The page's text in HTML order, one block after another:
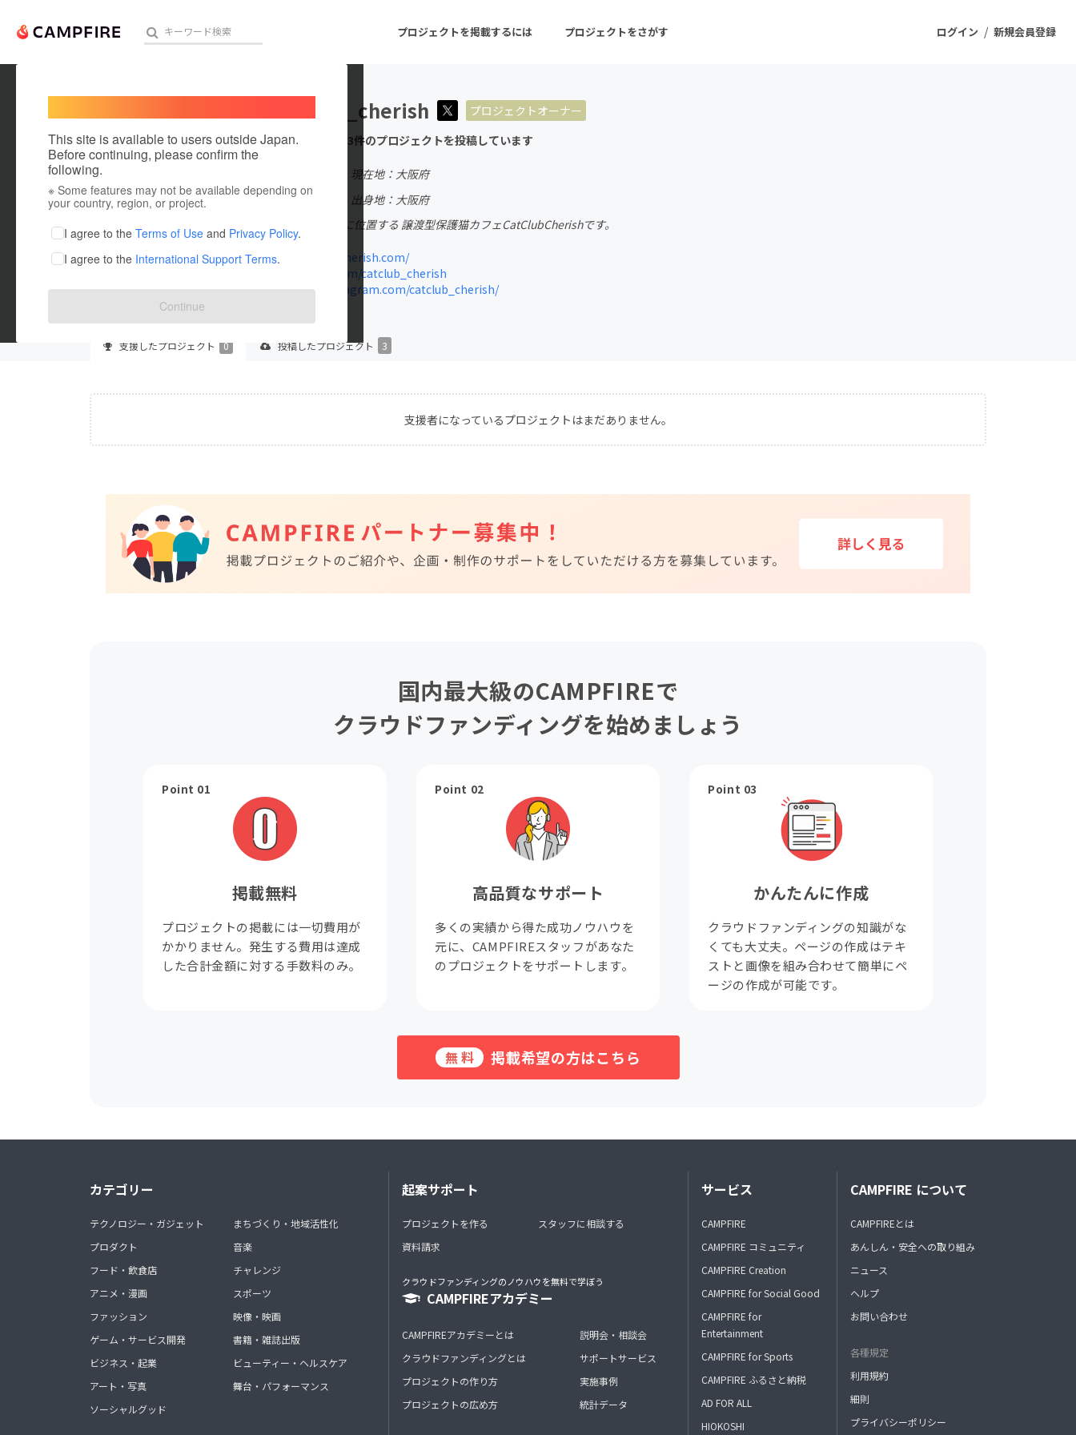
ログイン / 新規会員登録
プロジェクトを掲載するには プロジェクトをさがす
人気のプロジェクト 注目のリターン 注目の新着プロジェクト
アート・写真 音楽
テクノロジー・ガジェット
ゲーム・サービス開発 フード・飲食店
映像・映画
書籍・雑誌出版
ビジネス・起業
チャレンジ
まちづくり・地域活性化
This site is available to users outside Japan.
Before continuing, please confirm the
following.
※ Some features may not be available depending on
your country, region, or project.
I agree to the Terms of Use and Privacy Policy.
I agree to the International Support Terms.
Continue
catclub_cherish
プロジェクトオーナー
これまでに3件のプロジェクトを投稿しています
現在地：大阪府
出身国：日本
出身地：大阪府
大阪府高槻市に位置する 譲渡型保護猫カフェCatClubCherishです。
catclub-cherish.com/
twitter.com/catclub_cherish
www.instagram.com/catclub_cherish/
支援したプロジェクト 0 投稿したプロジェクト 3
支援者になっているプロジェクトはまだありません。
国内最大級のCAMPFIREで
クラウドファンディングを始めましょう
Point 01
掲載無料
プロジェクトの掲載には一切費用が
かかりません。発生する費用は達成
した合計金額に対する手数料のみ。
Point 02
高品質なサポート
多くの実績から得た成功ノウハウを
元に、CAMPFIREスタッフがあなた
のプロジェクトをサポートします。
Point 03
かんたんに作成
クラウドファンディングの知識がな
くても大丈夫。ページの作成はテキ
ストと画像を組み合わせて簡単にペ
ージの作成が可能です。
無料 掲載希望の方はこちら
カテゴリー
テクノロジー・ガジェット
プロダクト
フード・飲食店
アニメ・漫画
ファッション
ゲーム・サービス開発
ビジネス・起業
アート・写真
ソーシャルグッド
まちづくり・地域活性化
音楽
チャレンジ
スポーツ
映像・映画
書籍・雑誌出版
ビューティー・ヘルスケア
舞台・パフォーマンス
起案サポート
プロジェクトを作る
資料請求
スタッフに相談する
クラウドファンディングのノウハウを無料で学ぼう
CAMPFIREアカデミー
CAMPFIREアカデミーとは
クラウドファンディングとは
プロジェクトの作り方
プロジェクトの広め方
説明会・相談会
サポートサービス
実施事例
統計データ
サービス
CAMPFIRE
CAMPFIRE コミュニティ
CAMPFIRE Creation
CAMPFIRE for Social Good
CAMPFIRE for
Entertainment
CAMPFIRE for Sports
CAMPFIRE ふるさと納税
AD FOR ALL
HIOKOSHI
CAMPFIRE について
CAMPFIREとは
あんしん・安全への取り組み
ニュース
ヘルプ
お問い合わせ
各種規定
利用規約
細則
プライバシーポリシー